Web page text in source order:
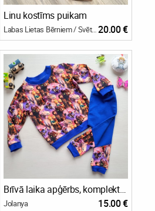
Linu kostīms puikam
Labas Lietas Bērniem / Svētku bode 20.00 €
Brīvā laika apģērbs, komplekts Pūķi
Jolanya 15.00 €